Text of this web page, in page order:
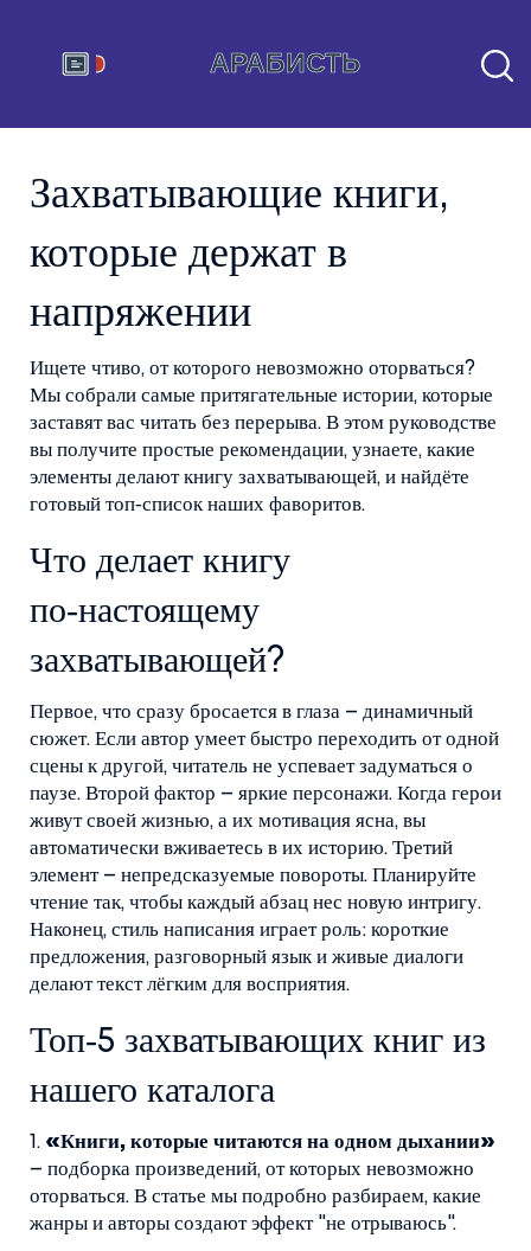
Захватывающие книги,
которые держат в
напряжении
Ищете чтиво, от которого невозможно оторваться?
Мы собрали самые притягательные истории, которые
заставят вас читать без перерыва. В этом руководстве
вы получите простые рекомендации, узнаете, какие
элементы делают книгу захватывающей, и найдёте
готовый топ‑список наших фаворитов.
Что делает книгу
по‑настоящему
захватывающей?
Первое, что сразу бросается в глаза – динамичный
сюжет. Если автор умеет быстро переходить от одной
сцены к другой, читатель не успевает задуматься о
паузе. Второй фактор – яркие персонажи. Когда герои
живут своей жизнью, а их мотивация ясна, вы
автоматически вживаетесь в их историю. Третий
элемент – непредсказуемые повороты. Планируйте
чтение так, чтобы каждый абзац нес новую интригу.
Наконец, стиль написания играет роль: короткие
предложения, разговорный язык и живые диалоги
делают текст лёгким для восприятия.
Топ‑5 захватывающих книг из
нашего каталога
1. «Книги, которые читаются на одном дыхании»
– подборка произведений, от которых невозможно
оторваться. В статье мы подробно разбираем, какие
жанры и авторы создают эффект "не отрываюсь".